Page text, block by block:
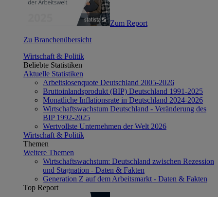
Zum Report
Zu Branchenübersicht
Wirtschaft & Politik
Beliebte Statistiken
Aktuelle Statistiken
Arbeitslosenquote Deutschland 2005-2026
Bruttoinlandsprodukt (BIP) Deutschland 1991-2025
Monatliche Inflationsrate in Deutschland 2024-2026
Wirtschaftswachstum Deutschland - Veränderung des
BIP 1992-2025
Wertvollste Unternehmen der Welt 2026
Wirtschaft & Politik
Themen
Weitere Themen
Wirtschaftswachstum: Deutschland zwischen Rezession
und Stagnation - Daten & Fakten
Generation Z auf dem Arbeitsmarkt - Daten & Fakten
Top Report